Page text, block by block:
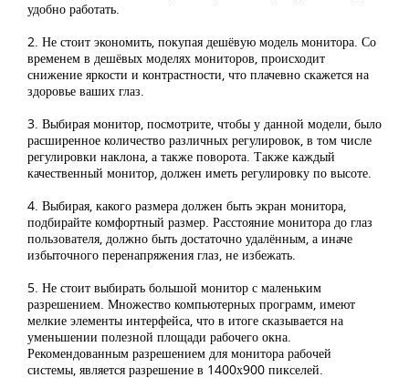
удобно работать.
2. Не стоит экономить, покупая дешёвую модель монитора. Со
временем в дешёвых моделях мониторов, происходит
снижение яркости и контрастности, что плачевно скажется на
здоровье ваших глаз.
3. Выбирая монитор, посмотрите, чтобы у данной модели, было
расширенное количество различных регулировок, в том числе
регулировки наклона, а также поворота. Также каждый
качественный монитор, должен иметь регулировку по высоте.
4. Выбирая, какого размера должен быть экран монитора,
подбирайте комфортный размер. Расстояние монитора до глаз
пользователя, должно быть достаточно удалённым, а иначе
избыточного перенапряжения глаз, не избежать.
5. Не стоит выбирать большой монитор с маленьким
разрешением. Множество компьютерных программ, имеют
мелкие элементы интерфейса, что в итоге сказывается на
уменьшении полезной площади рабочего окна.
Рекомендованным разрешением для монитора рабочей
системы, является разрешение в 1400х900 пикселей.